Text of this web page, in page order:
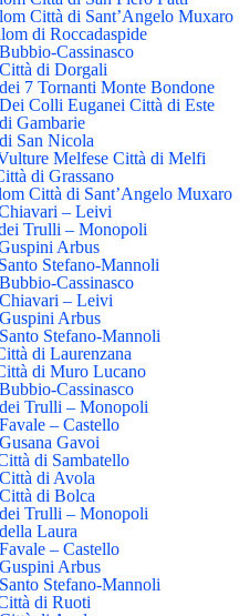
Città di Sant’Angelo Muxaro
di Roccadaspide
Cassinasco
di Dorgali
7 Tornanti Monte Bondone
Colli Euganei Città di Este
Gambarie
San Nicola
Melfese Città di Melfi
di Grassano
Città di Sant’Angelo Muxaro
– Leivi
Trulli – Monopoli
Arbus
Stefano-Mannoli
Cassinasco
– Leivi
Arbus
Stefano-Mannoli
di Laurenzana
di Muro Lucano
Cassinasco
Trulli – Monopoli
– Castello
Gavoi
di Sambatello
di Avola
di Bolca
Trulli – Monopoli
Laura
– Castello
Arbus
Stefano-Mannoli
di Ruoti